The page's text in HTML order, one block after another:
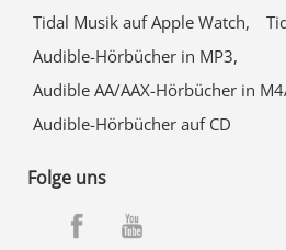
Tidal Musik auf Apple Watch,
Audible-Hörbücher in MP3,
Audible AA/AAX-Hörbücher in
Audible-Hörbücher auf CD
Folge uns